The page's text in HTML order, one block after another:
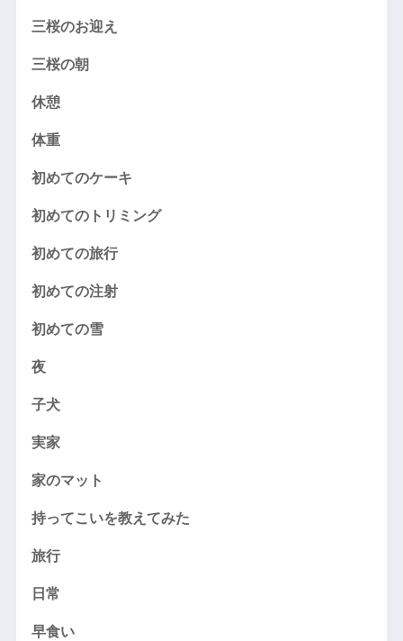
三桜のお迎え
三桜の朝
休憩
体重
初めてのケーキ
初めてのトリミング
初めての旅行
初めての注射
初めての雪
夜
子犬
実家
家のマット
持ってこいを教えてみた
旅行
日常
早食い